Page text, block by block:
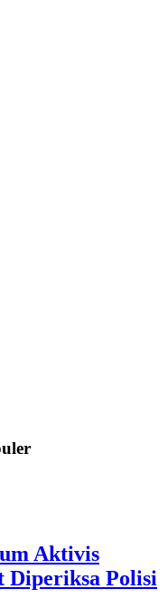
Aktivis
Diperiksa Polisi